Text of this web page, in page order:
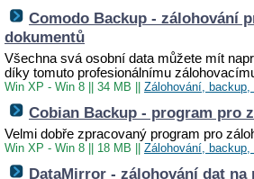
Comodo Backup - zálohování
dokumentů
Všechna svá osobní data můžete mít
díky tomuto profesionálnímu
Win XP - Win 8 34 MB Zálohování, backup,
Cobian Backup - program pro
Velmi dobře zpracovaný program pro
Win XP - Win 8 18 MB Zálohování, backup,
DataMirror - zálohování dat na